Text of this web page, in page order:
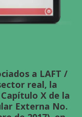
a LAFT /
real, la
X de la
Externa No.